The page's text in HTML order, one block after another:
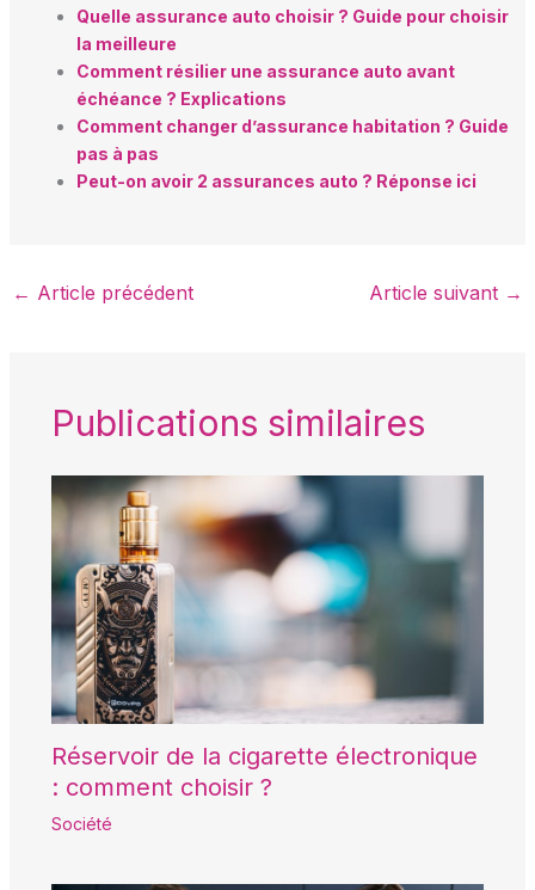
Quelle assurance auto choisir ? Guide pour choisir
la meilleure
Comment résilier une assurance auto avant
échéance ? Explications
Comment changer d’assurance habitation ? Guide
pas à pas
Peut-on avoir 2 assurances auto ? Réponse ici
← Article précédent Article suivant →
Publications similaires
Réservoir de la cigarette électronique
: comment choisir ?
Société